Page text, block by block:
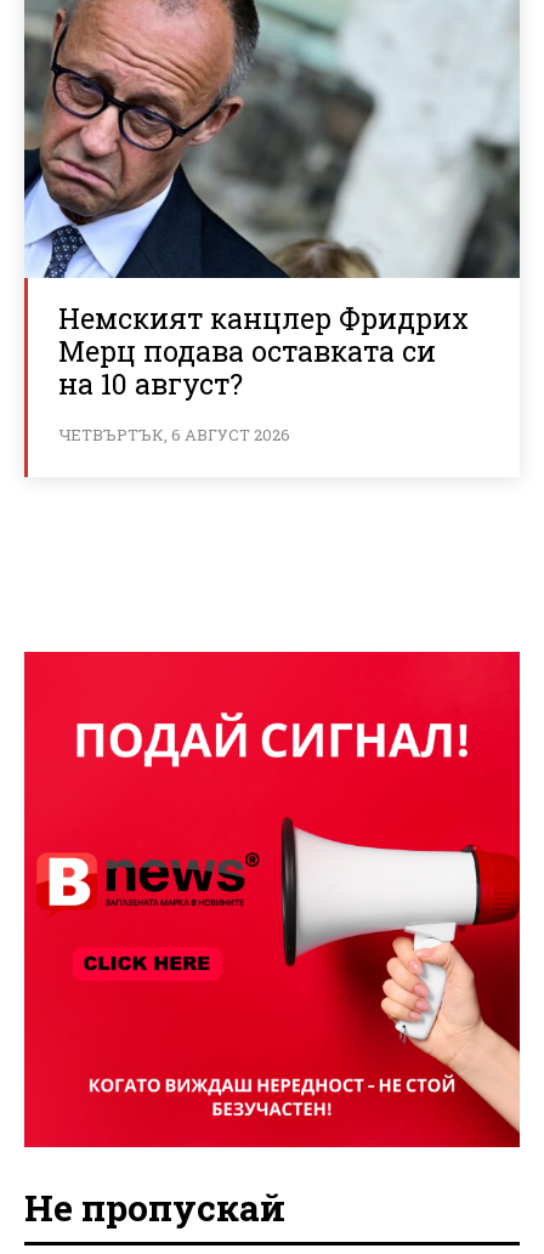
Немският канцлер Фридрих
Мерц подава оставката си
на 10 август?
ЧЕТВЪРТЪК, 6 АВГУСТ 2026
Не пропускай